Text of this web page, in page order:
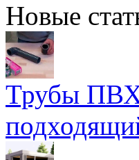
Новые
Трубы ПВХ